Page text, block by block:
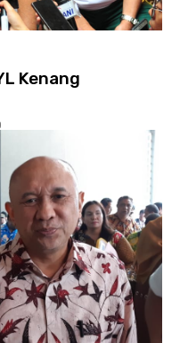
Kenang